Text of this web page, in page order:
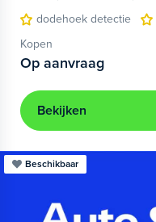
dodehoek detectie
Kopen
Op aanvraag
Bekijken
Beschikbaar